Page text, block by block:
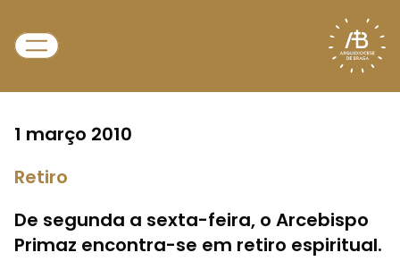
1 março 2010
Retiro
De segunda a sexta-feira, o Arcebispo
Primaz encontra-se em retiro espiritual.